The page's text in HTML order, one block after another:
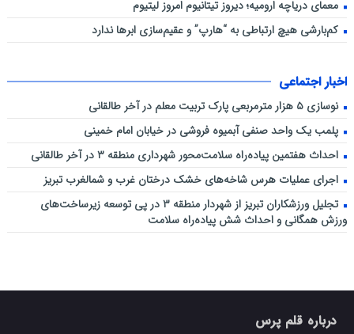
معمای دریاچه ارومیه؛ دیروز تیتانیوم امروز لیتیوم
کم‌بارشی هیچ ارتباطی به “هارپ” و عقیم‌سازی ابرها ندارد
اخبار اجتماعی
نوسازی ۵ هزار مترمربعی پارک تربیت معلم در آخر طالقانی
پلمب یک واحد صنفی آبمیوه فروشی در خیابان امام خمینی
احداث هفتمین پیاده‌راه سلامت‌محور شهرداری منطقه ۳ در آخر طالقانی
اجرای عملیات هرس شاخه‌های خشک درختان غرب و شمالغرب تبریز
تجلیل ورزشکاران تبریز از شهردار منطقه ۳ در پی توسعه زیرساخت‌های
ورزش همگانی و احداث شش پیاده‌راه سلامت
درباره قلم پرس